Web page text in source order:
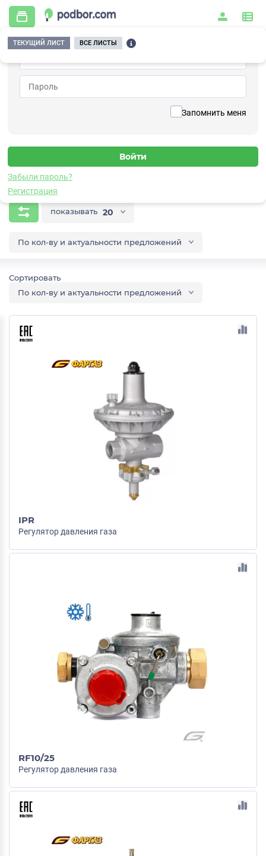
Запомнить меня
Забыли пароль?
Регистрация
ТЕКУЩИЙ ЛИСТ ВСЕ ЛИСТЫ
Главная / Газораспределительные системы / Регуляторы давления газа
Регуляторы давления газа
Проверенные поставщики и производители
показывать 20
По кол-ву и актуальности предложений
По кол-ву и актуальности предложений
IPR
Регулятор давления газа
RF10/25
Регулятор давления газа